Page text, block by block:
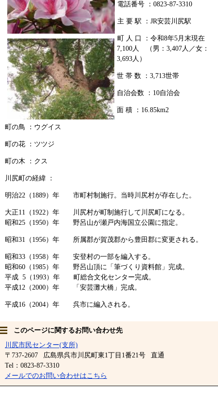
電話番号 ：0823-87-3310
主 要 駅 ：JR安芸川尻駅
町 人 口 ：令和8年5月末現在
7,100人 （男：3,407人／女：
3,693人）
世 帯 数 ：3,713世帯
自治会数 ：10自治会
面 積 ：16.85km2
町の鳥 ：ウグイス
町の花 ：ツツジ
町の木 ：クス
川尻町の経緯 ：
明治22（1889）年 市町村制施行。当時川尻村が存在した。
大正11（1922）年 川尻村が町制施行して川尻町になる。
昭和25（1950）年 野呂山が瀬戸内海国立公園に指定。
昭和31（1956）年 所属郡が賀茂郡から豊田郡に変更される。
昭和33（1958）年 安登村の一部を編入する。
昭和60（1985）年 野呂山頂に「筆づくり資料館」完成。
平成 5（1993）年 町総合文化センター完成。
平成12（2000）年 「安芸灘大橋」完成。
平成16（2004）年 呉市に編入される。
このページに関するお問い合わせ先
川尻市民センター(支所)
〒737-2607
広島県呉市川尻町東1丁目1番21号
直通
Tel：0823-87-3310
メールでのお問い合わせはこちら